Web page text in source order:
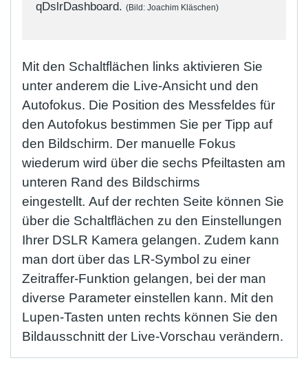
qDslrDashboard. (Bild: Joachim Kläschen)
Mit den Schaltflächen links aktivieren Sie
unter anderem die Live-Ansicht und den
Autofokus. Die Position des Messfeldes für
den Autofokus bestimmen Sie per Tipp auf
den Bildschirm. Der manuelle Fokus
wiederum wird über die sechs Pfeiltasten am
unteren Rand des Bildschirms
eingestellt. Auf der rechten Seite können Sie
über die Schaltflächen zu den Einstellungen
Ihrer DSLR Kamera gelangen. Zudem kann
man dort über das LR-Symbol zu einer
Zeitraffer-Funktion gelangen, bei der man
diverse Parameter einstellen kann. Mit den
Lupen-Tasten unten rechts können Sie den
Bildausschnitt der Live-Vorschau verändern.